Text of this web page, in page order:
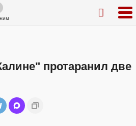
протаранил две